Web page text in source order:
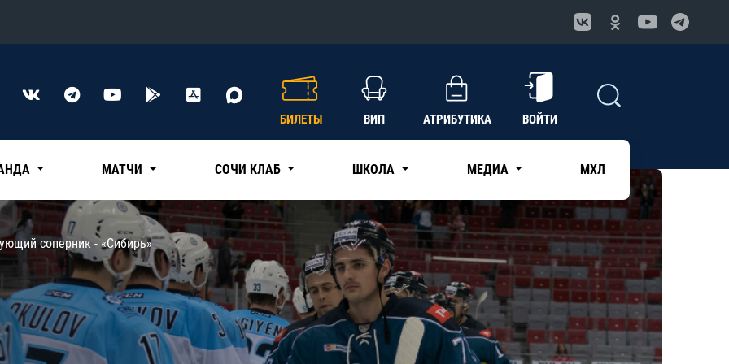
Конференция «Восток»
Нефтехимик
Трактор
Дивизион Чернышева
Авангард
Адмирал
КХЛ
БИЛЕТЫ ВИП АТРИБУТИКА ВОЙТИ
МАТЧИ СОЧИ КЛАБ ШКОЛА МЕДИА МХЛ
соперник - ​«Сибирь»